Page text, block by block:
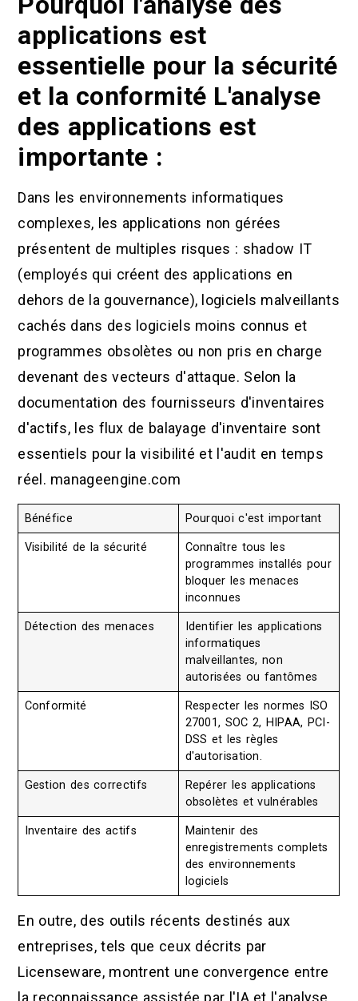
applications est
essentielle pour la sécurité
et la conformité L'analyse
des applications est
importante :
Dans les environnements informatiques
complexes, les applications non gérées
présentent de multiples risques : shadow IT
(employés qui créent des applications en
dehors de la gouvernance), logiciels malveillants
cachés dans des logiciels moins connus et
programmes obsolètes ou non pris en charge
devenant des vecteurs d'attaque. Selon la
documentation des fournisseurs d'inventaires
d'actifs, les flux de balayage d'inventaire sont
essentiels pour la visibilité et l'audit en temps
réel. manageengine.com
Bénéfice Pourquoi c'est important
Visibilité de la sécurité
Connaître tous les
programmes installés pour
bloquer les menaces
inconnues
Détection des menaces
Identifier les applications
informatiques
malveillantes, non
autorisées ou fantômes
Conformité
Respecter les normes ISO
27001, SOC 2, HIPAA, PCI-
DSS et les règles
d'autorisation.
Gestion des correctifs
Repérer les applications
obsolètes et vulnérables
Inventaire des actifs
Maintenir des
enregistrements complets
des environnements
logiciels
En outre, des outils récents destinés aux
entreprises, tels que ceux décrits par
Licenseware, montrent une convergence entre
la reconnaissance assistée par l'IA et l'analyse